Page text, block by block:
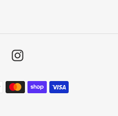
FacebookInstagram
決
済